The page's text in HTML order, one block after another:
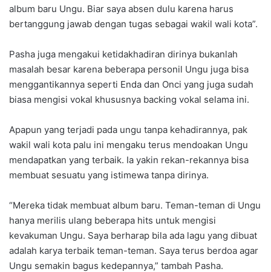
album baru Ungu. Biar saya absen dulu karena harus
bertanggung jawab dengan tugas sebagai wakil wali kota”.
Pasha juga mengakui ketidakhadiran dirinya bukanlah
masalah besar karena beberapa personil Ungu juga bisa
menggantikannya seperti Enda dan Onci yang juga sudah
biasa mengisi vokal khususnya backing vokal selama ini.
Apapun yang terjadi pada ungu tanpa kehadirannya, pak
wakil wali kota palu ini mengaku terus mendoakan Ungu
mendapatkan yang terbaik. Ia yakin rekan-rekannya bisa
membuat sesuatu yang istimewa tanpa dirinya.
“Mereka tidak membuat album baru. Teman-teman di Ungu
hanya merilis ulang beberapa hits untuk mengisi
kevakuman Ungu. Saya berharap bila ada lagu yang dibuat
adalah karya terbaik teman-teman. Saya terus berdoa agar
Ungu semakin bagus kedepannya,” tambah Pasha.